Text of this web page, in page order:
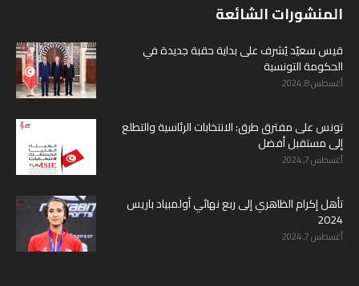
المنشورات الشائعة
قيس سعيّد يُشرف على بداية حقبة جديدة في
الحكومة التونسية
أغسطس 8, 2024
تونس على مفترق طرق: الانتخابات الرئاسية والتطلع
إلى مستقبل أفضل
أغسطس 7, 2024
تأهل إكرام الظاهري إلى ربع نهائي أولمبياد باريس
2024
أغسطس 7, 2024